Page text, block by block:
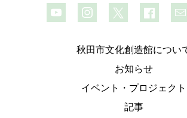
秋田市文化創造館につい
お知らせ
イベント・プロジェクト
記事